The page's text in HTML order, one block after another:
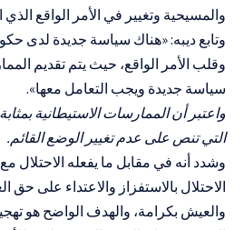
والمسيحية وتغيير في الأمر الواقع الذي
وتابع ديبه: «هناك سياسة جديدة لدى
وقلب الأمر الواقع، حيث يتم تقديم
سياسة جديدة ويجب التعامل معها».
واعتبر أن الممارسات الاستيطانية
التي تنص على عدم تغيير الوضع القائم.
وشدد أنه في مقابل ما يفعله الاحتلال
الاحتلال بالاستفزاز والاعتداء على حق
والعيش بكرامة، والهدف الواضح هو